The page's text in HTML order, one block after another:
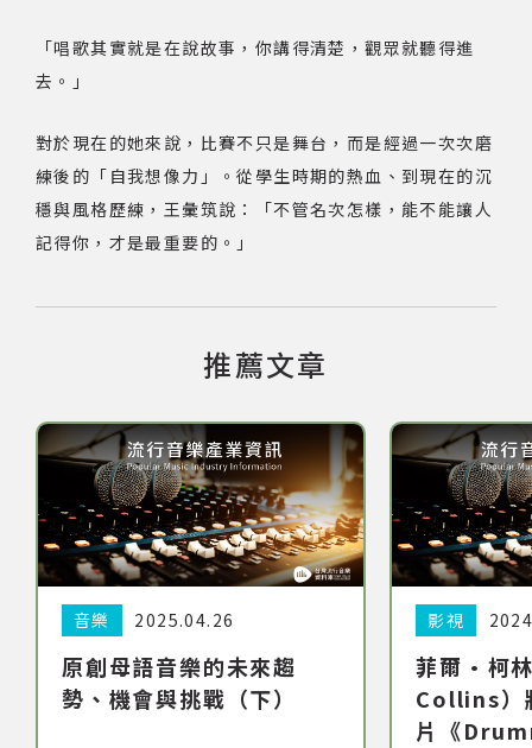
「唱歌其實就是在說故事，你講得清楚，觀眾就聽得進
去。」
對於現在的她來說，比賽不只是舞台，而是經過一次次磨
練後的「自我想像力」。從學生時期的熱血、到現在的沉
穩與風格歷練，王彙筑說：「不管名次怎樣，能不能讓人
記得你，才是最重要的。」
推薦文章
分類:
音樂 日期:
2025.04.26
原創母語音樂的未來趨
勢、機會與挑戰（下）
分類:
影視 日期:
菲爾·柯
Collins）
片《